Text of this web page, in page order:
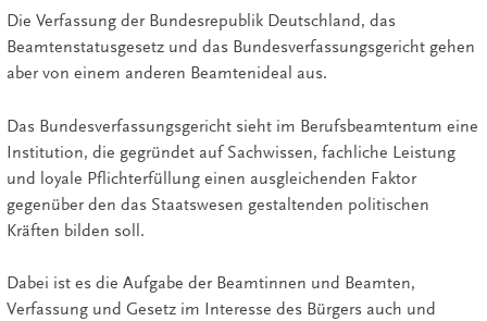
Die Verfassung der Bundesrepublik Deutschland, das
Beamtenstatusgesetz und das Bundesverfassungsgericht gehen
aber von einem anderen Beamtenideal aus.
Das Bundesverfassungsgericht sieht im Berufsbeamtentum eine
Institution, die gegründet auf Sachwissen, fachliche Leistung
und loyale Pflichterfüllung einen ausgleichenden Faktor
gegenüber den das Staatswesen gestaltenden politischen
Kräften bilden soll.
Dabei ist es die Aufgabe der Beamtinnen und Beamten,
Verfassung und Gesetz im Interesse des Bürgers auch und